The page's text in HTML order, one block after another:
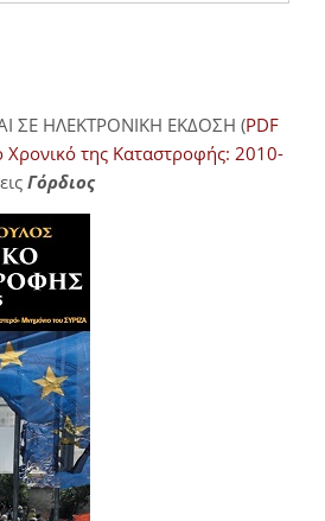
ΣΕ ΗΛΕΚΤΡΟΝΙΚΗ ΕΚΔΟΣΗ (PDF
Χρονικό της Καταστροφής: 2010-
Γόρδιος